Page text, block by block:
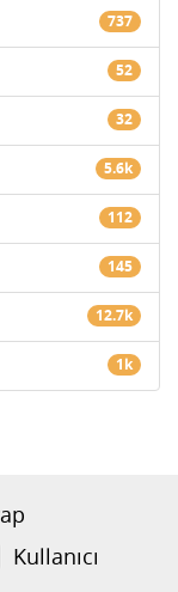
737
52
32
5.6k
112
145
12.7k
1k
Kullanıcı